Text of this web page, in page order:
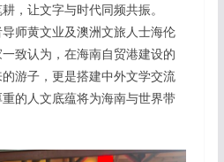
，让文字与时代同频共振。
师黄文业及澳洲文旅人士海伦
致认为，在海南自贸港建设的
游子，更是搭建中外文学交流
的人文底蕴将为海南与世界带